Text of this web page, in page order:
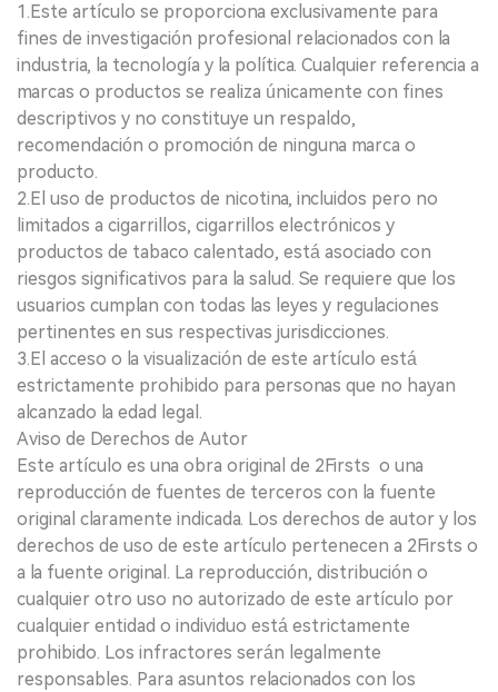
1.Este artículo se proporciona exclusivamente para
fines de investigación profesional relacionados con la
industria, la tecnología y la política. Cualquier referencia a
marcas o productos se realiza únicamente con fines
descriptivos y no constituye un respaldo,
recomendación o promoción de ninguna marca o
producto.
2.El uso de productos de nicotina, incluidos pero no
limitados a cigarrillos, cigarrillos electrónicos y
productos de tabaco calentado, está asociado con
riesgos significativos para la salud. Se requiere que los
usuarios cumplan con todas las leyes y regulaciones
pertinentes en sus respectivas jurisdicciones.
3.El acceso o la visualización de este artículo está
estrictamente prohibido para personas que no hayan
alcanzado la edad legal.
Aviso de Derechos de Autor
Este artículo es una obra original de 2Firsts o una
reproducción de fuentes de terceros con la fuente
original claramente indicada. Los derechos de autor y los
derechos de uso de este artículo pertenecen a 2Firsts o
a la fuente original. La reproducción, distribución o
cualquier otro uso no autorizado de este artículo por
cualquier entidad o individuo está estrictamente
prohibido. Los infractores serán legalmente
responsables. Para asuntos relacionados con los